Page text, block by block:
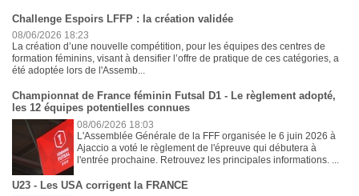
Challenge Espoirs LFFP : la création validée
08/06/2026 18:23
La création d’une nouvelle compétition, pour les équipes des centres de
formation féminins, visant à densifier l’offre de pratique de ces catégories, a
été adoptée lors de l'Assemb...
Championnat de France féminin Futsal D1 - Le règlement adopté,
les 12 équipes potentielles connues
08/06/2026 18:03
L'Assemblée Générale de la FFF organisée le 6 juin 2026 à
Ajaccio a voté le règlement de l'épreuve qui débutera à
l'entrée prochaine. Retrouvez les principales informations. ...
U23 - Les USA corrigent la FRANCE